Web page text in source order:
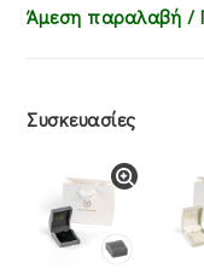
Άμεση παραλαβή /
Συσκευασίες